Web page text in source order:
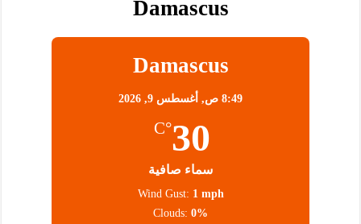
Damascus
Damascus
8:49 ص, أغسطس 9, 2026
30
°C
سماء صافية
Wind Gust: 1 mph
Clouds: 0%